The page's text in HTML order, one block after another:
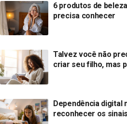
6 produtos de
precisa conhecer
Talvez você não
criar seu filho, mas
Dependência digital
reconhecer os